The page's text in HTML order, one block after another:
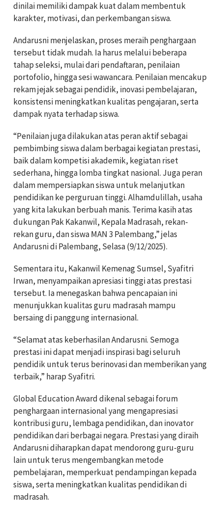
dinilai memiliki dampak kuat dalam membentuk
karakter, motivasi, dan perkembangan siswa.
Andarusni menjelaskan, proses meraih penghargaan
tersebut tidak mudah. Ia harus melalui beberapa
tahap seleksi, mulai dari pendaftaran, penilaian
portofolio, hingga sesi wawancara. Penilaian mencakup
rekam jejak sebagai pendidik, inovasi pembelajaran,
konsistensi meningkatkan kualitas pengajaran, serta
dampak nyata terhadap siswa.
“Penilaian juga dilakukan atas peran aktif sebagai
pembimbing siswa dalam berbagai kegiatan prestasi,
baik dalam kompetisi akademik, kegiatan riset
sederhana, hingga lomba tingkat nasional. Juga peran
dalam mempersiapkan siswa untuk melanjutkan
pendidikan ke perguruan tinggi. Alhamdulillah, usaha
yang kita lakukan berbuah manis. Terima kasih atas
dukungan Pak Kakanwil, Kepala Madrasah, rekan-
rekan guru, dan siswa MAN 3 Palembang,” jelas
Andarusni di Palembang, Selasa (9/12/2025).
Sementara itu, Kakanwil Kemenag Sumsel, Syafitri
Irwan, menyampaikan apresiasi tinggi atas prestasi
tersebut. Ia menegaskan bahwa pencapaian ini
menunjukkan kualitas guru madrasah mampu
bersaing di panggung internasional.
“Selamat atas keberhasilan Andarusni. Semoga
prestasi ini dapat menjadi inspirasi bagi seluruh
pendidik untuk terus berinovasi dan memberikan yang
terbaik,” harap Syafitri.
Global Education Award dikenal sebagai forum
penghargaan internasional yang mengapresiasi
kontribusi guru, lembaga pendidikan, dan inovator
pendidikan dari berbagai negara. Prestasi yang diraih
Andarusni diharapkan dapat mendorong guru-guru
lain untuk terus mengembangkan metode
pembelajaran, memperkuat pendampingan kepada
siswa, serta meningkatkan kualitas pendidikan di
madrasah.